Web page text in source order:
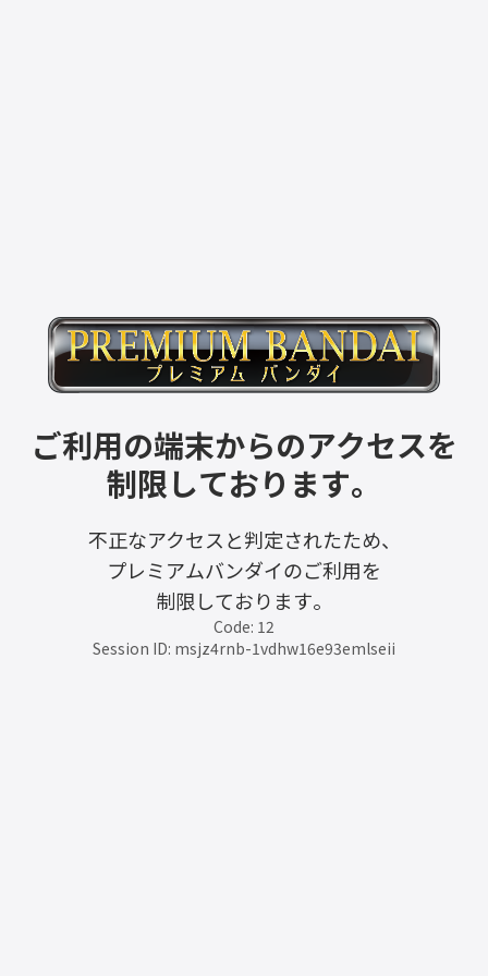
ご利用の端末からのアクセスを
制限しております。
不正なアクセスと判定されたため、
プレミアムバンダイのご利用を
制限しております。
Code: 12
Session ID: msjz4rnb-1vdhw16e93emlseii